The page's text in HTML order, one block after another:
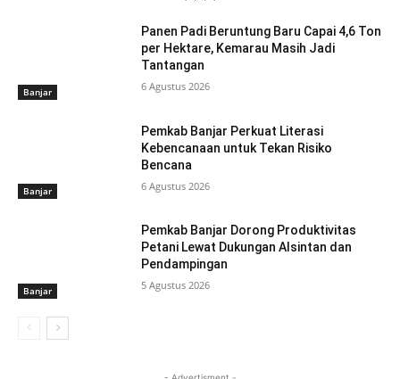
Banjar
Panen Padi Beruntung Baru Capai 4,6 Ton
per Hektare, Kemarau Masih Jadi
Tantangan
6 Agustus 2026
Banjar
Pemkab Banjar Perkuat Literasi
Kebencanaan untuk Tekan Risiko
Bencana
6 Agustus 2026
Banjar
Pemkab Banjar Dorong Produktivitas
Petani Lewat Dukungan Alsintan dan
Pendampingan
5 Agustus 2026